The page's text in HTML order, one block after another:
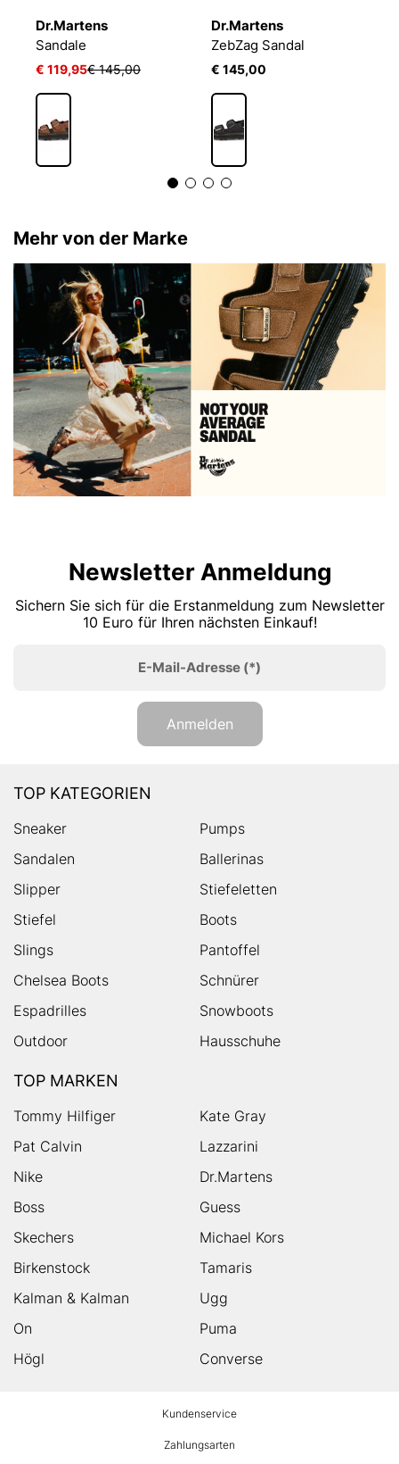
Dr.Martens
Sandale
€ 119,95€ 145,00
Dr.Martens
ZebZag Sandal
€ 145,00
Mehr von der Marke
Newsletter Anmeldung
Sichern Sie sich für die Erstanmeldung zum Newsletter
10 Euro für Ihren nächsten Einkauf!
E-Mail-Adresse (*)
Anmelden
TOP KATEGORIEN
Sneaker
Pumps
Sandalen
Ballerinas
Slipper
Stiefeletten
Stiefel
Boots
Slings
Pantoffel
Chelsea Boots
Schnürer
Espadrilles
Snowboots
Outdoor
Hausschuhe
TOP MARKEN
Tommy Hilfiger
Kate Gray
Pat Calvin
Lazzarini
Nike
Dr.Martens
Boss
Guess
Skechers
Michael Kors
Birkenstock
Tamaris
Kalman & Kalman
Ugg
On
Puma
Högl
Converse
Kundenservice
Zahlungsarten